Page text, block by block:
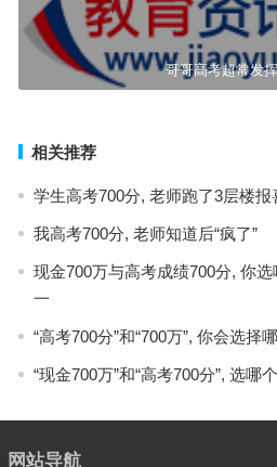
哥哥高考超常发
相关推荐
学生高考700分, 老师跑了3层楼
我高考700分, 老师知道后“疯了”
现金700万与高考成绩700分, 你
一
“高考700分”和“700万”, 你会选择
“现金700万”和“高考700分”, 选哪
网站导航